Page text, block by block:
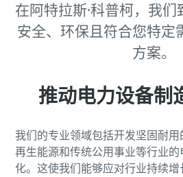
在阿特拉斯·科普柯，我们
安全、环保且符合您特定
方案。
推动电力设备制
我们的专业领域包括开发坚固耐
再生能源和传统公用事业等行业
化。这使我们能够应对行业持续